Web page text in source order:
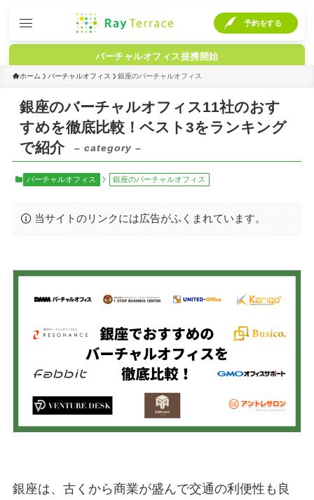
バーチャルオフィス提携開始
予約をする
ホーム バーチャルオフィス 銀座のバーチャルオフィス
銀座のバーチャルオフィス11社のおす
すめを徹底比較！ベスト3をランキング
で紹介
– category –
バーチャルオフィス 銀座のバーチャルオフィス
当サイトのリンクには広告がふくまれています。
銀座は、古くから商業が盛んで交通の利便性も良